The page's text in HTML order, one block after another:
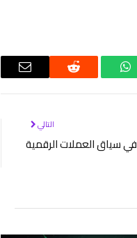
واتساب رديت
البريد
التالي
في سياق العملات الرقمية